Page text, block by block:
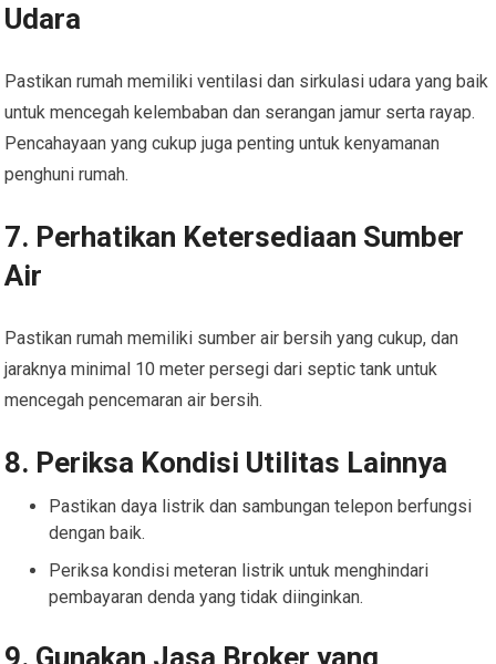
Udara
Pastikan rumah memiliki ventilasi dan sirkulasi udara yang baik
untuk mencegah kelembaban dan serangan jamur serta rayap.
Pencahayaan yang cukup juga penting untuk kenyamanan
penghuni rumah.
7. Perhatikan Ketersediaan Sumber
Air
Pastikan rumah memiliki sumber air bersih yang cukup, dan
jaraknya minimal 10 meter persegi dari septic tank untuk
mencegah pencemaran air bersih.
8. Periksa Kondisi Utilitas Lainnya
Pastikan daya listrik dan sambungan telepon berfungsi
dengan baik.
Periksa kondisi meteran listrik untuk menghindari
pembayaran denda yang tidak diinginkan.
9. Gunakan Jasa Broker yang